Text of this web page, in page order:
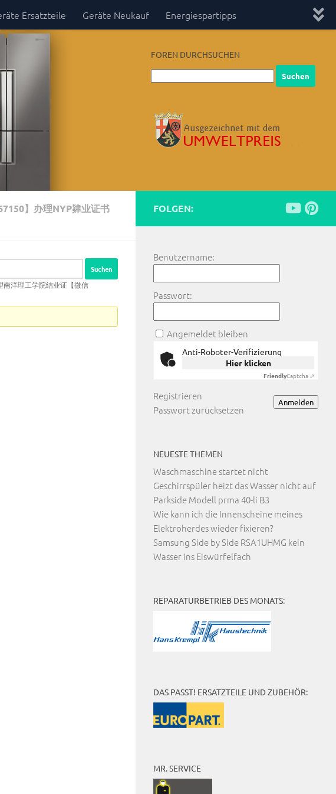
Ersatzteile Geräte Neukauf Energiespartipps
FOREN DURCHSUCHEN
】办理NYP肄业证书
南洋理工学院结业证【微信
FOLGEN:
Benutzername:
Passwort:
Angemeldet bleiben
Anti-Roboter-Verifizierung
Hier klicken
FriendlyCaptcha ⇗
Anmelden
Registrieren
Passwort zurücksetzen
NEUESTE THEMEN
Waschmaschine startet nicht
Geschirrspüler heizt das Wasser nicht auf
Parkside Modell prma 40-li B3
Wie kann ich die Innenscheine meines
Elektroherdes wieder fixieren?
Samsung Side by Side RSA1UHMG kein
Wasser ins Eiswürfelfach
REPARATURBETRIEB DES MONATS:
DAS PASST! ERSATZTEILE UND ZUBEHÖR:
MR. SERVICE